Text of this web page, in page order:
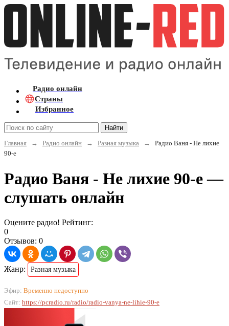
Радио онлайн
Страны
Избранное
Найти
Главная
→ Радио онлайн → Разная музыка →
Радио Ваня - Не лихие
90-е
Радио Ваня - Не лихие 90-е —
слушать онлайн
Оцените радио! Рейтинг:
0
Отзывов: 0
Жанр: Разная музыка
Эфир: Временно недоступно
Сайт: https://pcradio.ru/radio/radio-vanya-ne-lihie-90-e